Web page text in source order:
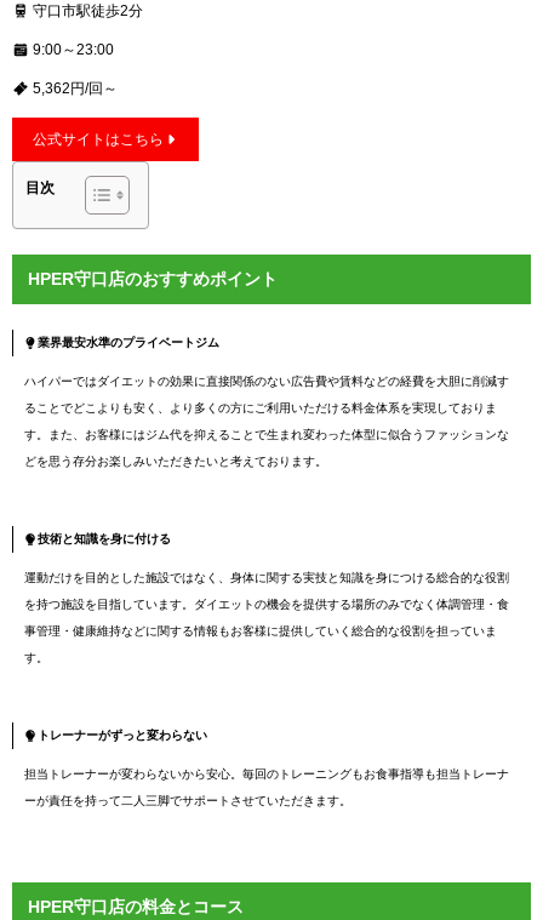
守口市駅徒歩2分
9:00～23:00
5,362円/回～
公式サイトはこちら
目次
HPER守口店のおすすめポイント
業界最安水準のプライベートジム
ハイパーではダイエットの効果に直接関係のない広告費や賃料などの経費を大胆に削減す
ることでどこよりも安く、より多くの方にご利用いただける料金体系を実現しておりま
す。また、お客様にはジム代を抑えることで生まれ変わった体型に似合うファッションな
どを思う存分お楽しみいただきたいと考えております。
技術と知識を身に付ける
運動だけを目的とした施設ではなく、身体に関する実技と知識を身につける総合的な役割
を持つ施設を目指しています。ダイエットの機会を提供する場所のみでなく体調管理・食
事管理・健康維持などに関する情報もお客様に提供していく総合的な役割を担っていま
す。
トレーナーがずっと変わらない
担当トレーナーが変わらないから安心。毎回のトレーニングもお食事指導も担当トレーナ
ーが責任を持って二人三脚でサポートさせていただきます。
HPER守口店の料金とコース